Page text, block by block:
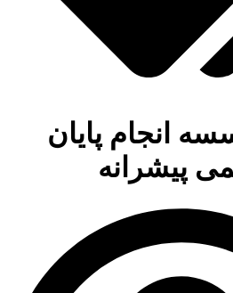
انجام پایان
پیشرانه